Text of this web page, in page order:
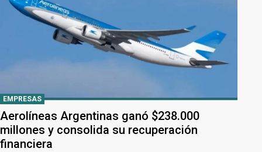
EMPRESAS
Aerolíneas Argentinas ganó $238.000
millones y consolida su recuperación
financiera